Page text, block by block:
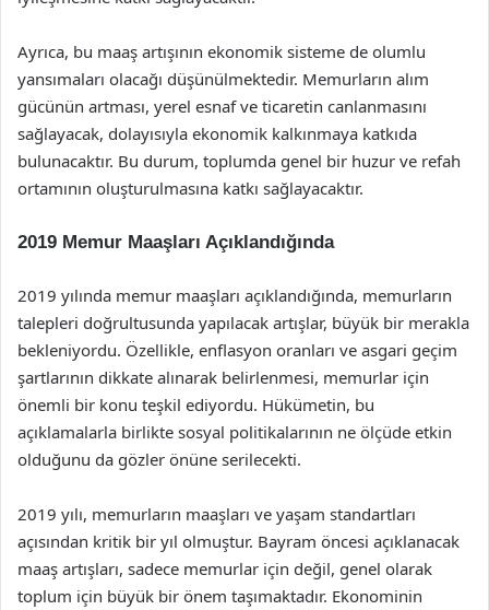
Ayrıca, bu maaş artışının ekonomik sisteme de olumlu
yansımaları olacağı düşünülmektedir. Memurların alım
gücünün artması, yerel esnaf ve ticaretin canlanmasını
sağlayacak, dolayısıyla ekonomik kalkınmaya katkıda
bulunacaktır. Bu durum, toplumda genel bir huzur ve refah
ortamının oluşturulmasına katkı sağlayacaktır.
2019 Memur Maaşları Açıklandığında
2019 yılında memur maaşları açıklandığında, memurların
talepleri doğrultusunda yapılacak artışlar, büyük bir merakla
bekleniyordu. Özellikle, enflasyon oranları ve asgari geçim
şartlarının dikkate alınarak belirlenmesi, memurlar için
önemli bir konu teşkil ediyordu. Hükümetin, bu
açıklamalarla birlikte sosyal politikalarının ne ölçüde etkin
olduğunu da gözler önüne serilecekti.
2019 yılı, memurların maaşları ve yaşam standartları
açısından kritik bir yıl olmuştur. Bayram öncesi açıklanacak
maaş artışları, sadece memurlar için değil, genel olarak
toplum için büyük bir önem taşımaktadır. Ekonominin